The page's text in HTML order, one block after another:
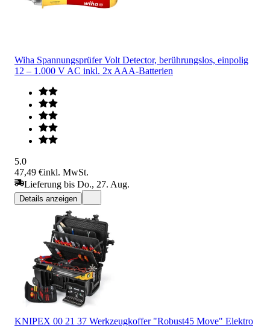
Wiha Spannungsprüfer Volt Detector, berührungslos, einpolig
12 – 1.000 V AC inkl. 2x AAA-Batterien
5.0
47,49 €inkl. MwSt.
Lieferung bis Do., 27. Aug.
Details anzeigen
KNIPEX 00 21 37 Werkzeugkoffer "Robust45 Move" Elektro